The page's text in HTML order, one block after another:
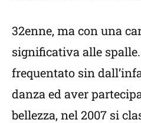
32enne, ma con una
significativa alle
frequentato sin
danza ed aver
bellezza, nel 2007 si